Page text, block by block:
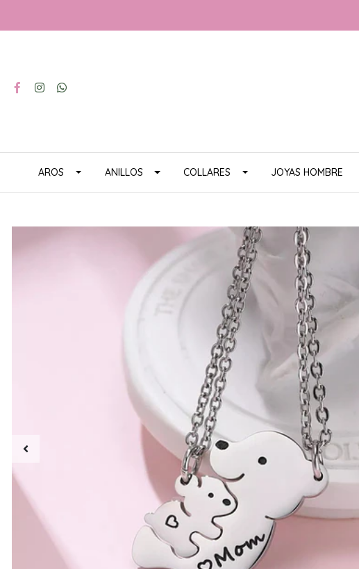
AROS ANILLOS COLLARES JOYAS HOMBRE